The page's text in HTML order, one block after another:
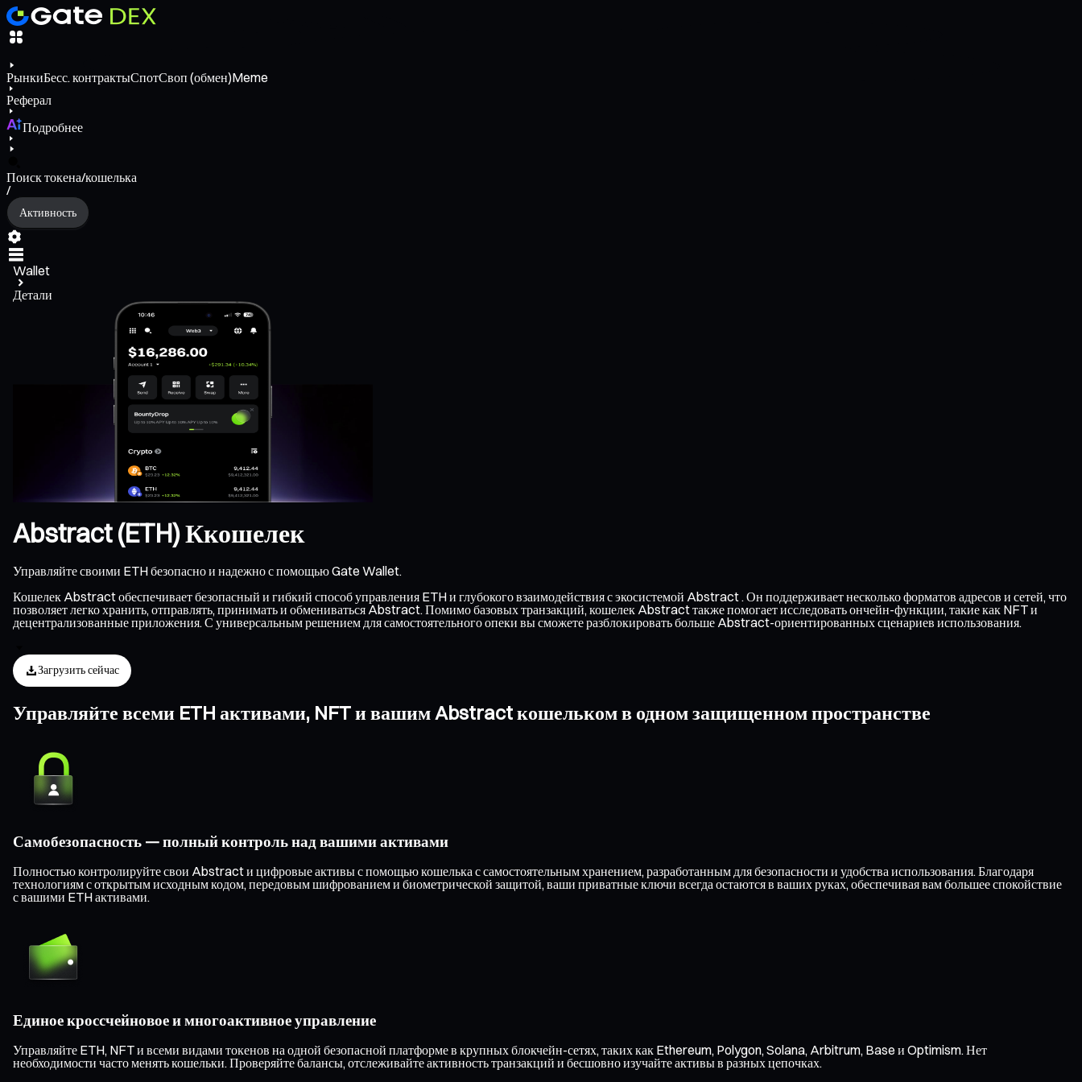
РынкиБесс. контрактыСпотСвоп (обмен)Meme
Реферал
Подробнее
Поиск токена/кошелька
/
Активность
Wallet
Детали
Abstract (ETH) Ккошелек
Управляйте своими ETH безопасно и надежно с помощью Gate Wallet.
Кошелек Abstract обеспечивает безопасный и гибкий способ управления ETH и глубокого взаимодействия с экосистемой Abstract . Он поддерживает несколько форматов адресов и сетей, что
позволяет легко хранить, отправлять, принимать и обмениваться Abstract. Помимо базовых транзакций, кошелек Abstract также помогает исследовать ончейн-функции, такие как NFT и
децентрализованные приложения. С универсальным решением для самостоятельного опеки вы сможете разблокировать больше Abstract-ориентированных сценариев использования.
Загрузить сейчас
Управляйте всеми ETH активами, NFT и вашим Abstract кошельком в одном защищенном пространстве
Самобезопасность — полный контроль над вашими активами
Полностью контролируйте свои Abstract и цифровые активы с помощью кошелька с самостоятельным хранением, разработанным для безопасности и удобства использования. Благодаря
технологиям с открытым исходным кодом, передовым шифрованием и биометрической защитой, ваши приватные ключи всегда остаются в ваших руках, обеспечивая вам большее спокойствие
с вашими ETH активами.
Единое кроссчейновое и многоактивное управление
Управляйте ETH, NFT и всеми видами токенов на одной безопасной платформе в крупных блокчейн-сетях, таких как Ethereum, Polygon, Solana, Arbitrum, Base и Optimism. Нет
необходимости часто менять кошельки. Проверяйте балансы, отслеживайте активность транзакций и бесшовно изучайте активы в разных цепочках.